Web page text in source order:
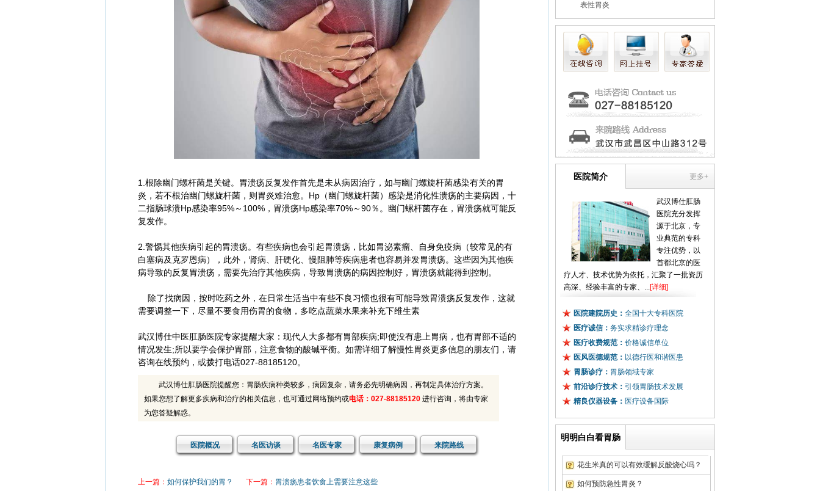
1.根除幽门螺杆菌是关键。胃溃疡反复发作首先是未从病因治疗，如与幽门螺旋杆菌感染有关的胃
炎，若不根治幽门螺旋杆菌，则胃炎难治愈。Hp（幽门螺旋杆菌）感染是消化性溃疡的主要病因，十
二指肠球溃Hp感染率95%～100%，胃溃疡Hp感染率70%～90％。幽门螺杆菌存在，胃溃疡就可能反
复发作。
2.警惕其他疾病引起的胃溃疡。有些疾病也会引起胃溃疡，比如胃泌素瘤、自身免疫病（较常见的有
白塞病及克罗恩病），此外，肾病、肝硬化、慢阻肺等疾病患者也容易并发胃溃疡。这些因为其他疾
病导致的反复胃溃疡，需要先治疗其他疾病，导致胃溃疡的病因控制好，胃溃疡就能得到控制。
除了找病因，按时吃药之外，在日常生活当中有些不良习惯也很有可能导致胃溃疡反复发作，这就
需要调整一下，尽量不要食用伤胃的食物，多吃点蔬菜水果来补充下维生素
武汉博仕中医肛肠医院专家提醒大家：现代人大多都有胃部疾病;即使没有患上胃病，也有胃部不适的
情况发生;所以要学会保护胃部，注意食物的酸碱平衡。如需详细了解慢性胃炎更多信息的朋友们，请
咨询在线预约，或拨打电话027-88185120。
武汉博仕肛肠医院提醒您：胃肠疾病种类较多，病因复杂，请务必先明确病因，再制定具体治疗方案。
如果您想了解更多疾病和治疗的相关信息，也可通过网络预约或电话：027-88185120 进行咨询，将由专家
为您答疑解惑。
医院概况 名医访谈 名医专家 康复病例 来院路线
上一篇： 如何保护我们的胃？ 下一篇： 胃溃疡患者饮食上需要注意这些
表性胃炎
更多+
医院简介
武汉博仕肛肠
医院充分发挥
源于北京，专
业典范的专科
专注优势，以
首都北京的医
疗人才、技术优势为依托，汇聚了一批资历
高深、经验丰富的专家、...[详细]
医院建院历史： 全国十大专科医院
医疗诚信： 务实求精诊疗理念
医疗收费规范： 价格诚信单位
医风医德规范： 以德行医和谐医患
胃肠诊疗： 胃肠领域专家
前沿诊疗技术： 引领胃肠技术发展
精良仪器设备： 医疗设备国际
明明白白看胃肠
花生米真的可以有效缓解反酸烧心吗？
如何预防急性胃炎？